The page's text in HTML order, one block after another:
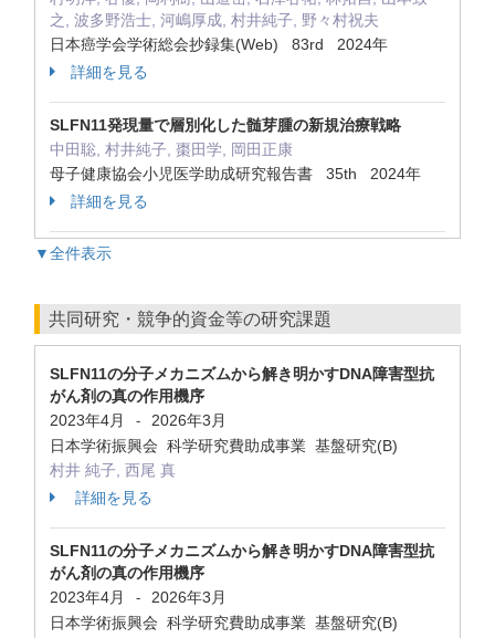
之, 波多野浩士, 河嶋厚成, 村井純子, 野々村祝夫
日本癌学会学術総会抄録集(Web) 83rd 2024年
詳細を見る
SLFN11発現量で層別化した髄芽腫の新規治療戦略
中田聡, 村井純子, 棗田学, 岡田正康
母子健康協会小児医学助成研究報告書 35th 2024年
詳細を見る
▼全件表示
共同研究・競争的資金等の研究課題
SLFN11の分子メカニズムから解き明かすDNA障害型抗
がん剤の真の作用機序
2023年4月
-
2026年3月
日本学術振興会 科学研究費助成事業 基盤研究(B)
村井 純子, 西尾 真
詳細を見る
SLFN11の分子メカニズムから解き明かすDNA障害型抗
がん剤の真の作用機序
2023年4月
-
2026年3月
日本学術振興会 科学研究費助成事業 基盤研究(B)